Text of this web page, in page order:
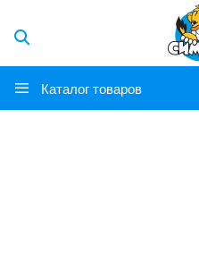
Каталог товаров